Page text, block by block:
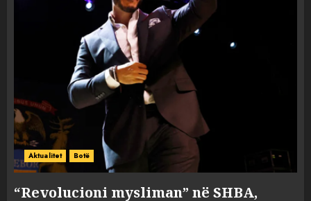
Aktualitet Botë
“Revolucioni mysliman” në SHBA,